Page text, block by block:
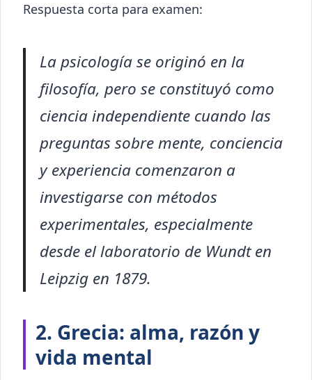
Respuesta corta para examen:
La psicología se originó en la
filosofía, pero se constituyó como
ciencia independiente cuando las
preguntas sobre mente, conciencia
y experiencia comenzaron a
investigarse con métodos
experimentales, especialmente
desde el laboratorio de Wundt en
Leipzig en 1879.
2. Grecia: alma, razón y
vida mental